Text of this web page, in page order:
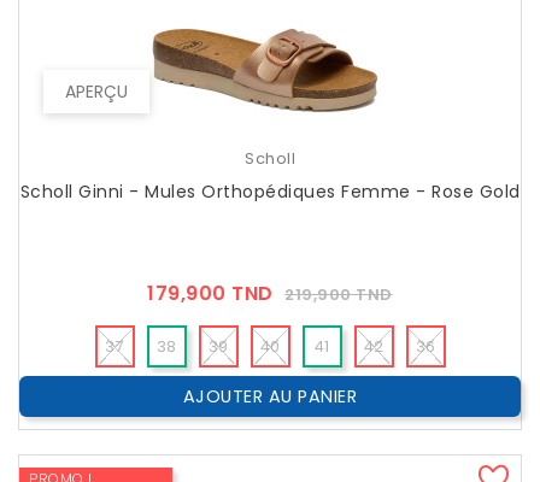
APERÇU
Scholl
Scholl Ginni - Mules Orthopédiques Femme - Rose Gold
179,900 TND Prix
Public
219,900 TNDPrix
37 38 39 40 41 42 36
AJOUTER AU PANIER